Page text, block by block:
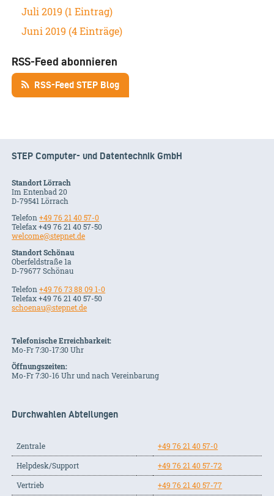
Juli 2019 (1 Eintrag)
Juni 2019 (4 Einträge)
RSS-Feed abonnieren
RSS-Feed STEP Blog
STEP Computer- und Datentechnik GmbH
Standort Lörrach
Im Entenbad 20
D-79541 Lörrach
Telefon+49 76 21 40 57-0
Telefax +49 76 21 40 57-50
welcome@stepnet.de
Standort Schönau
Oberfeldstraße 1a
D-79677 Schönau
Telefon+49 76 73 88 09 1-0
Telefax +49 76 21 40 57-50
schoenau@stepnet.de
Telefonische Erreichbarkeit:
Mo-Fr 7:30-17:30 Uhr
Öffnungszeiten:
Mo-Fr 7:30-16 Uhr und nach Vereinbarung
Durchwahlen Abteilungen
Zentrale
+49 76 21 40 57-0
Helpdesk/Support
+49 76 21 40 57-72
Vertrieb
+49 76 21 40 57-77